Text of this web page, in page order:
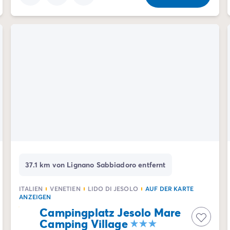
37.1 km von Lignano Sabbiadoro entfernt
ITALIEN VENETIEN LIDO DI JESOLO
AUF DER KARTE
ANZEIGEN
Campingplatz Jesolo Mare
Camping Village